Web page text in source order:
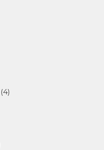
(4)